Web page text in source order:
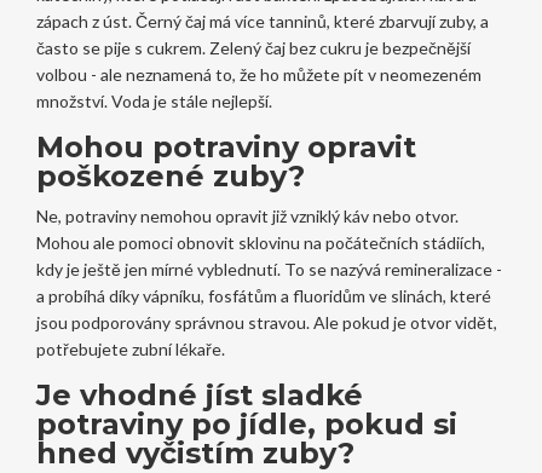
zápach z úst. Černý čaj má více tanninů, které zbarvují zuby, a
často se pije s cukrem. Zelený čaj bez cukru je bezpečnější
volbou - ale neznamená to, že ho můžete pít v neomezeném
množství. Voda je stále nejlepší.
Mohou potraviny opravit
poškozené zuby?
Ne, potraviny nemohou opravit již vzniklý káv nebo otvor.
Mohou ale pomoci obnovit sklovinu na počátečních stádiích,
kdy je ještě jen mírné vyblednutí. To se nazývá remineralizace -
a probíhá díky vápníku, fosfátům a fluoridům ve slinách, které
jsou podporovány správnou stravou. Ale pokud je otvor vidět,
potřebujete zubní lékaře.
Je vhodné jíst sladké
potraviny po jídle, pokud si
hned vyčistím zuby?